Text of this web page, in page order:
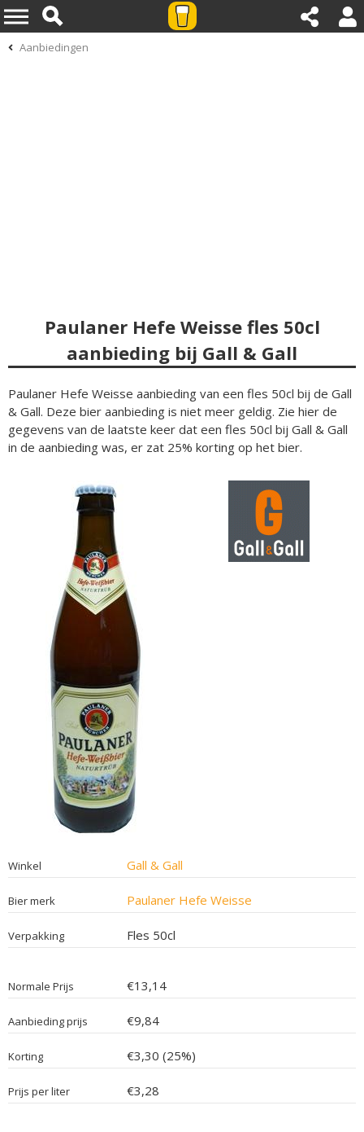
Aanbiedingen
Paulaner Hefe Weisse fles 50cl
aanbieding bij Gall & Gall
Paulaner Hefe Weisse aanbieding van een fles 50cl bij de Gall
& Gall. Deze bier aanbieding is niet meer geldig. Zie hier de
gegevens van de laatste keer dat een fles 50cl bij Gall & Gall
in de aanbieding was, er zat 25% korting op het bier.
Winkel Gall & Gall
Bier merk Paulaner Hefe Weisse
Verpakking Fles 50cl
Normale Prijs €13,14
Aanbieding prijs €9,84
Korting €3,30 (25%)
Prijs per liter €3,28